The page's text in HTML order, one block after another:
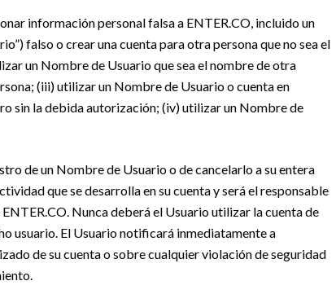
información personal falsa a ENTER.CO, incluido un
falso o crear una cuenta para otra persona que no sea el
un Nombre de Usuario que sea el nombre de otra
(iii) utilizar un Nombre de Usuario o cuenta en
sin la debida autorización; (iv) utilizar un Nombre de
de un Nombre de Usuario o de cancelarlo a su entera
que se desarrolla en su cuenta y será el responsable
Nunca deberá el Usuario utilizar la cuenta de
usuario. El Usuario notificará inmediatamente a
de su cuenta o sobre cualquier violación de seguridad